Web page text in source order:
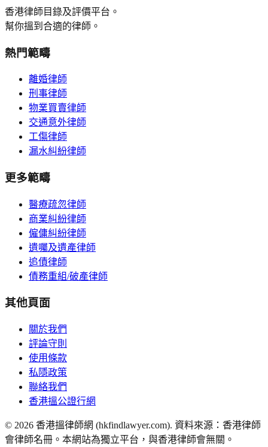
香港律師目錄及評價平台。
幫你搵到合適的律師。
熱門範疇
離婚律師
刑事律師
物業買賣律師
交通意外律師
工傷律師
漏水糾紛律師
更多範疇
醫療疏忽律師
商業糾紛律師
僱傭糾紛律師
遺囑及遺產律師
追債律師
債務重組/破產律師
其他頁面
關於我們
評論守則
使用條款
私隱政策
聯絡我們
香港搵公證行網
© 2026 香港搵律師網 (hkfindlawyer.com). 資料來源：香港律師
會律師名冊。本網站為獨立平台，與香港律師會無關。